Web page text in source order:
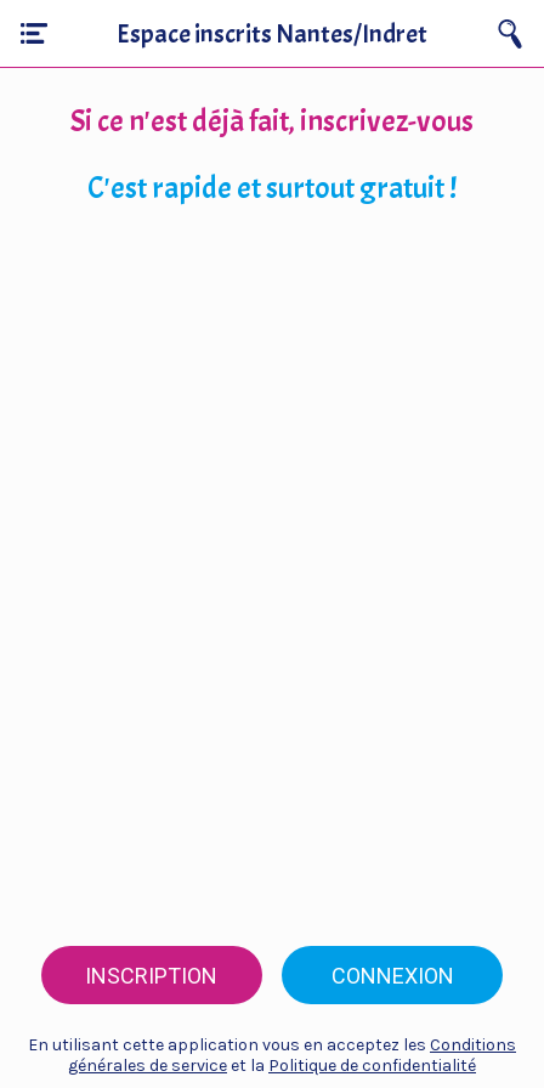
Espace inscrits Nantes/Indret
Si ce n'est déjà fait, inscrivez-vous
C'est rapide et surtout gratuit !
INSCRIPTION CONNEXION
En utilisant cette application vous en acceptez les Conditions
générales de serviceet la Politique de confidentialité